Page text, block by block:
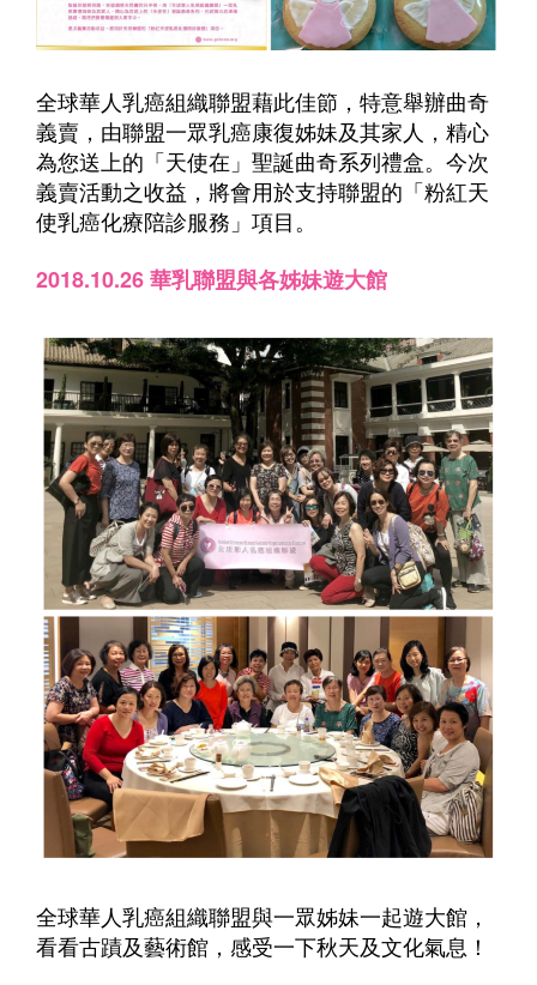
全球華人乳癌組織聯盟藉此佳節，特意舉辦曲奇
義賣，由聯盟一眾乳癌康復姊妹及其家人，精心
為您送上的「天使在」聖誕曲奇系列禮盒。今次
義賣活動之收益，將會用於支持聯盟的「粉紅天
使乳癌化療陪診服務」項目。
2018.10.26 華乳聯盟與各姊妹遊大館
全球華人乳癌組織聯盟與一眾姊妹一起遊大館，
看看古蹟及藝術館，感受一下秋天及文化氣息！